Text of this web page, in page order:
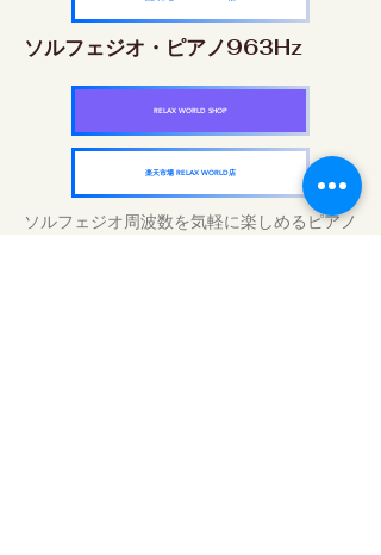
ソルフェジオ・ピアノ963Hz
RELAX WORLD SHOP
楽天市場 RELAX WORLD店
ソルフェジオ周波数を気軽に楽しめるピアノ